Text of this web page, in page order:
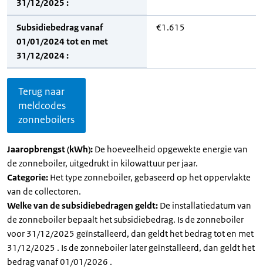
31/12/2025 :
Subsidiebedrag vanaf
01/01/2024 tot en met
31/12/2024 :
€1.615
Terug naar
meldcodes
zonneboilers
Jaaropbrengst (kWh): De hoeveelheid opgewekte energie van
de zonneboiler, uitgedrukt in kilowattuur per jaar.
Categorie: Het type zonneboiler, gebaseerd op het oppervlakte
van de collectoren.
Welke van de subsidiebedragen geldt: De installatiedatum van
de zonneboiler bepaalt het subsidiebedrag. Is de zonneboiler
voor 31/12/2025 geïnstalleerd, dan geldt het bedrag tot en met
31/12/2025 . Is de zonneboiler later geïnstalleerd, dan geldt het
bedrag vanaf 01/01/2026 .